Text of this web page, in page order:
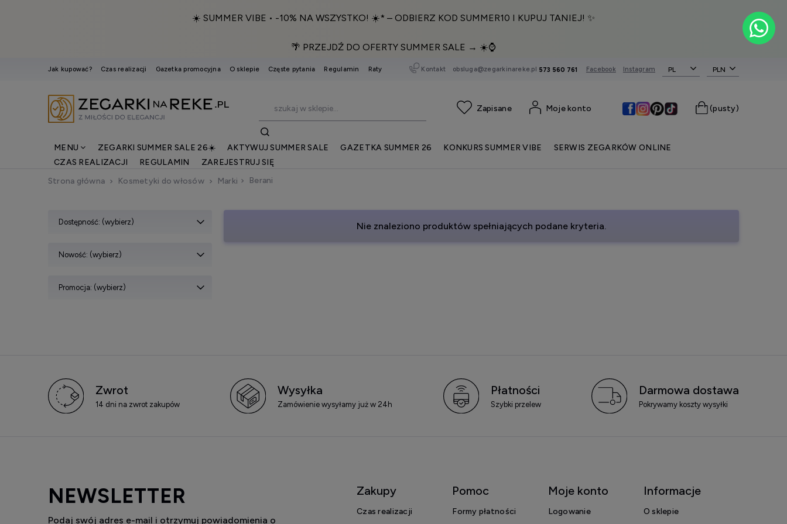
☀️ SUMMER VIBE • -10% NA WSZYSTKO! ☀️* – ODBIERZ KOD SUMMER10 I KUPUJ TANIEJ! ✨
🌴 PRZEJDŹ DO OFERTY SUMMER SALE → ☀️⌚️
Jak kupować? Czas realizacji Gazetka promocyjna O sklepie Częste pytania Regulamin Raty Kontakt obsluga@zegarkinareke.pl 573 560 761 Facebook Instagram PL
(pusty)
Moje konto
MENU ZEGARKI SUMMER SALE 26☀️ AKTYWUJ SUMMER SALE GAZETKA SUMMER 26 KONKURS SUMMER VIBE
SERWIS ZEGARKÓW ONLINE
CZAS REALIZACJI
REGULAMIN
ZAREJESTRUJ SIĘ
Strona główna
Kosmetyki do włosów Marki Berani
Dostępność: (wybierz)
Nowość: (wybierz)
Promocja: (wybierz)
Nie znaleziono produktów spełniających podane kryteria.
Zwrot
14 dni na zwrot zakupów
Wysyłka
Zamówienie wysyłamy już w 24h
Płatności
Szybki przelew
Darmowa dostawa
Pokrywamy koszty wysyłki
NEWSLETTER
Podaj swój adres e-mail i otrzymuj powiadomienia o
Zakupy
Czas realizacji
Pomoc
Formy płatności
Moje konto
Logowanie
Informacje
O sklepie